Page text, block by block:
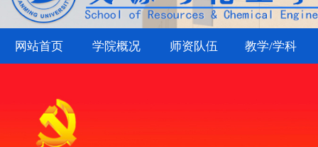
网站首页 学院概况 师资队伍 教学/学科